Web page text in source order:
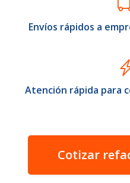
Envíos rápidos a
Atención rápida para
Cotizar